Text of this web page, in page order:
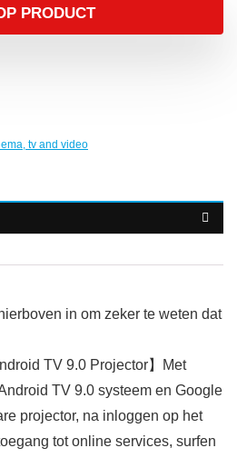
PRODUCT
tv and video
in om zeker te weten dat
TV 9.0 Projector】Met
TV 9.0 systeem en Google
projector, na inloggen op het
tot online services, surfen